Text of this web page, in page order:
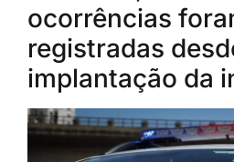
ocorrências
registradas
implantação da